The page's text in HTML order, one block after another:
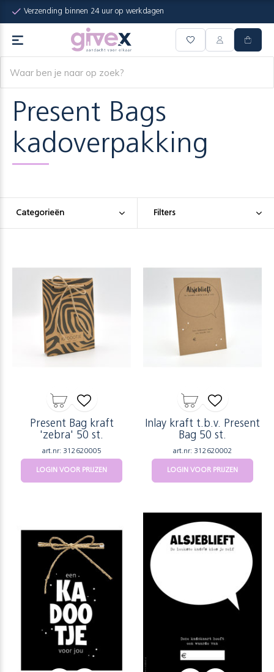
Verzending binnen 24 uur op werkdagen
Present Bags
kadoverpakking
Categorieën Filters
Present Bag kraft
'zebra' 50 st.
art.nr: 312620005
LOGIN VOOR PRIJZEN
Inlay kraft t.b.v. Present
Bag 50 st.
art.nr: 312620002
LOGIN VOOR PRIJZEN